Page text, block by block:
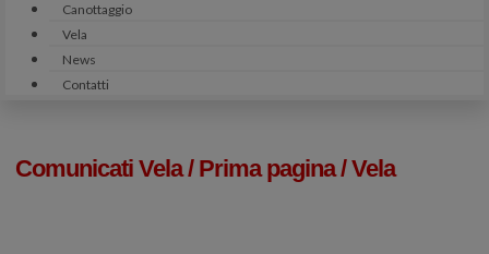
Canottaggio
Vela
News
Contatti
Comunicati Vela/ Prima pagina/Vela